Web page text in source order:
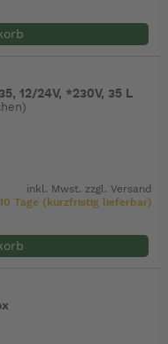
12/24V, *230V, 35 L
inkl. Mwst. zzgl.Versand
Tage (kurzfristig lieferbar)